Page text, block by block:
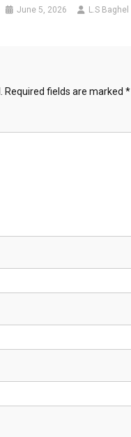
June 5, 2026 L.S Baghel
Required fields are marked *